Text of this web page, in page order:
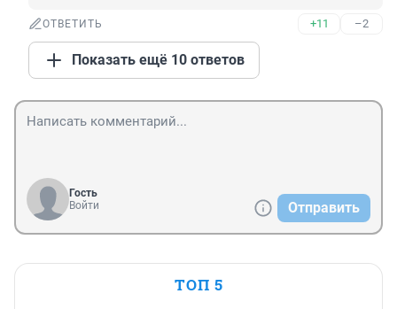
ОТВЕТИТЬ +11 –2
Показать ещё 10 ответов
Гость
Войти
Отправить
ТОП 5